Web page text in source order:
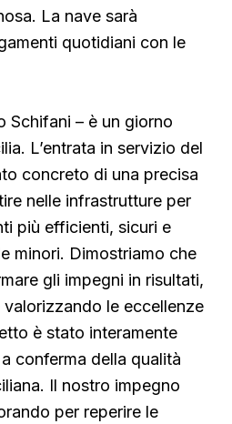
La nave sarà
quotidiani con le
Schifani – è un giorno
L’entrata in servizio del
concreto di una precisa
nelle infrastrutture per
più efficienti, sicuri e
minori. Dimostriamo che
gli impegni in risultati,
le eccellenze
è stato interamente
conferma della qualità
Il nostro impegno
per reperire le